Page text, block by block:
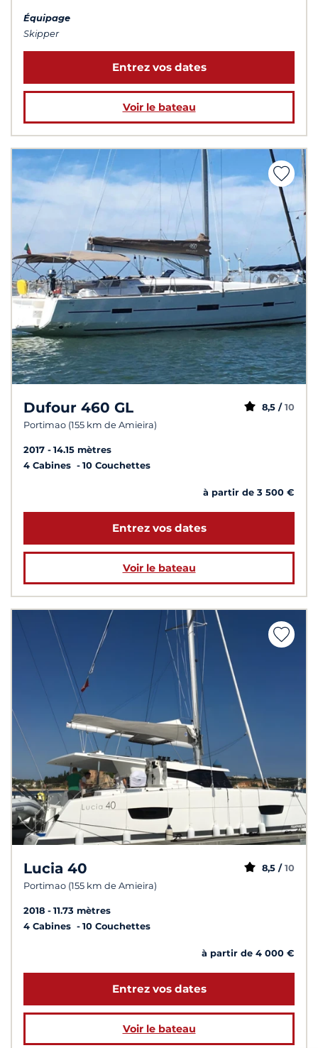
Équipage
Skipper
Entrez vos dates
Voir le bateau
Dufour 460 GL
Portimao (155 km de Amieira)
8,5 / 10
2017
14.15 mètres
4 Cabines
10 Couchettes
à partir de 3 500 €
Entrez vos dates
Voir le bateau
Lucia 40
Portimao (155 km de Amieira)
8,5 / 10
2018
11.73 mètres
4 Cabines
10 Couchettes
à partir de 4 000 €
Entrez vos dates
Voir le bateau